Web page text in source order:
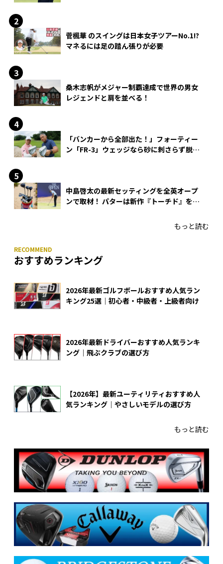
菅楓華 のスイングは日本女子ツアーNo.1!?
マネるには足の踏ん張りが必要
桑木志帆がメジャー制覇達成で世界の男女
レジェンドと肩を並べる！
「バンカーから全部出た！」フォーティー
ン「FR-3」ウェッジなら砂に刺さらず脱出
中島啓太の最新セッティングを全英オープ
ンで取材！ パターは新作『トーチド』を投
もっと読む
おすすめランキング
2026年最新ゴルフボールおすすめ人気ラン
キング25選｜初心者・中級者・上級者向け
2026年最新ドライバーおすすめ人気ランキ
ング｜飛ぶクラブの選び方
【2026年】最新ユーティリティおすすめ人
気ランキング｜やさしいモデルの選び方
もっと読む